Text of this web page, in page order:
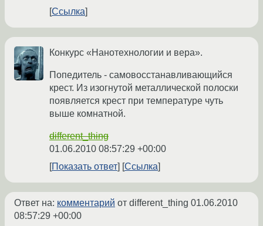
Ссылка
Конкурс «Нанотехнологии и вера».
Попедитель - самовосстанавливающийся
крест. Из изогнутой металлической полоски
появляется крест при температуре чуть
выше комнатной.
different_thing
01.06.2010 08:57:29 +00:00
Показать ответ
Ссылка
Ответ на: комментарий от different_thing 01.06.2010
08:57:29 +00:00